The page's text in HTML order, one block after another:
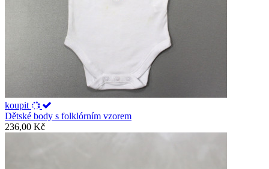
koupit
Dětské body s folklórním vzorem
236,00 Kč